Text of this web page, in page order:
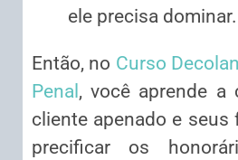
ele precisa dominar.
Então, no Curso
Penal , você aprende a
cliente apenado e seus
precificar os